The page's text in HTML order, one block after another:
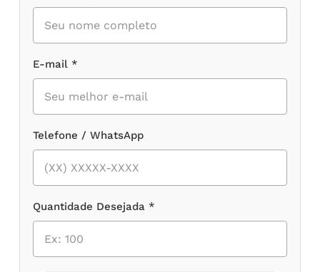
E-mail *
Telefone / WhatsApp
Quantidade Desejada *